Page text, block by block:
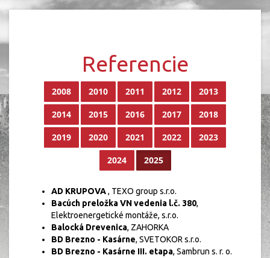
Referencie
2008 2010 2011 2012
2013
2014
2015 2016 2017
2018
2019
2020 2021 2022
2023
2024
2025
AD KRUPOVA, TEXO group s.r.o.
Bacúch preložka VN vedenia l.č. 380,
Elektroenergetické montáže, s.r.o.
Balocká Drevenica, ZAHORKA
BD Brezno - Kasárne, SVETOKOR s.r.o.
BD Brezno - Kasárne III. etapa, Sambrun s. r. o.